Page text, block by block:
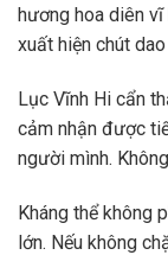
hương hoa diên
xuất hiện chút
Lục Vĩnh Hi cẩn
cảm nhận được
người mình.
Kháng thể không
lớn. Nếu không